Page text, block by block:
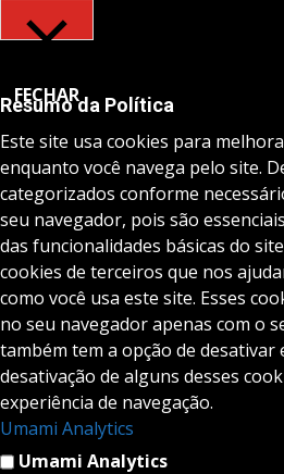
FECHAR
Resumo da Política
Este site usa cookies para
enquanto você navega pelo site.
categorizados conforme
seu navegador, pois são
das funcionalidades básicas do
cookies de terceiros que nos
como você usa este site. Esses
no seu navegador apenas com o
também tem a opção de desativar
desativação de alguns desses
experiência de navegação.
Umami Analytics
Umami Analytics